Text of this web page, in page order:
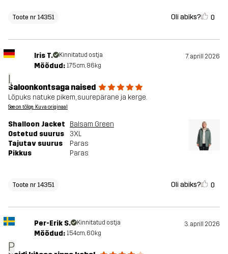
Toote nr 14351 Oli abiks? 0
I
Iris T. Kinnitatud ostja 7. aprill 2026
Mõõdud: 175cm, 86kg
Šaloonkontsaga naised
Lõpuks natuke pikem, suurepärane ja kerge.
See on tõlge. Kuva originaal
Shalloon Jacket
Balsam Green
Ostetud suurus
3XL
Tajutav suurus
Paras
Pikkus
Paras
Toote nr 14351 Oli abiks? 0
P
Per-Erik S. Kinnitatud ostja 3. aprill 2026
Mõõdud: 154cm, 60kg